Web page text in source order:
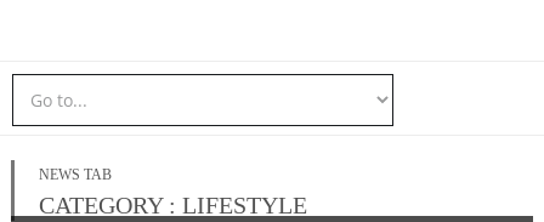
NEWS TAB
CATEGORY : LIFESTYLE